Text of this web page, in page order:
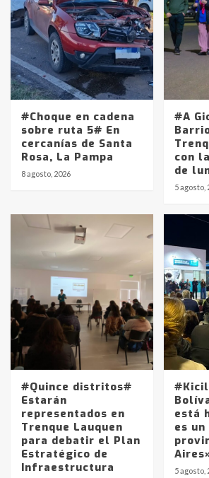
#Choque en cadena
sobre ruta 5# En
cercanías de Santa
Rosa, La Pampa
8 agosto, 2026
#A
con
de
5 agosto,
#Quince distritos#
Estarán
representados en
Trenque Lauquen
para debatir el Plan
Estratégico de
Infraestructura
está
es
5 agosto,
Identidad de los
protagonistas del
en la mañana del lunes
4
Accidente en Ruta 5:
joven de Trenque
5
Los precios de los
La Pampa, desde YPF
entre 857 a 1338 pesos
6
La Bolsa de Cereales
Blanca anticipa que
con lluvias y heladas,
de la provincia